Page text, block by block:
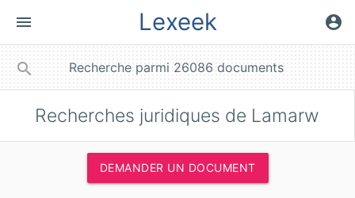
menu Lexeek account_circle
search
Recherches juridiques de Lamarw
DEMANDER UN DOCUMENT